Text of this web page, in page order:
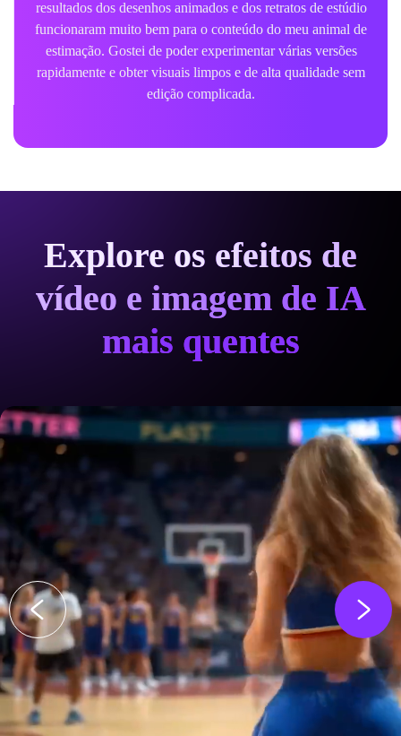
resultados dos desenhos animados e dos retratos de estúdio
funcionaram muito bem para o conteúdo do meu animal de
estimação. Gostei de poder experimentar várias versões
rapidamente e obter visuais limpos e de alta qualidade sem
edição complicada.
Explore os efeitos de
vídeo e imagem de IA
mais quentes